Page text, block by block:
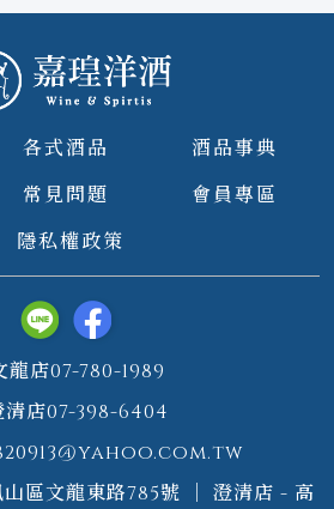
各式酒品
酒品事典
常見問題
會員專區
隱私權政策
龍店07-780-1989
清店07-398-6404
區文龍東路785號 ｜ 澄清店 - 高